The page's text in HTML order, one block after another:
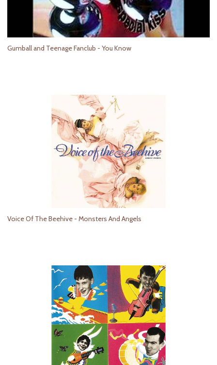
Gumball and Teenage Fanclub - You Know
Voice Of The Beehive - Monsters And Angels